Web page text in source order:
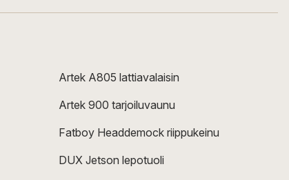
Artek A805 lattiavalaisin
Artek 900 tarjoiluvaunu
Fatboy Headdemock riippukeinu
DUX Jetson lepotuoli